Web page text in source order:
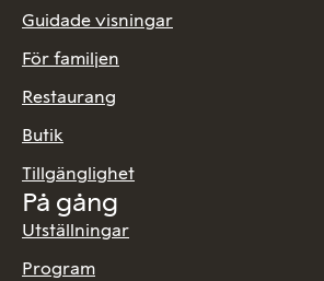
Guidade visningar
För familjen
Restaurang
Butik
Tillgänglighet
På gång
Utställningar
Program